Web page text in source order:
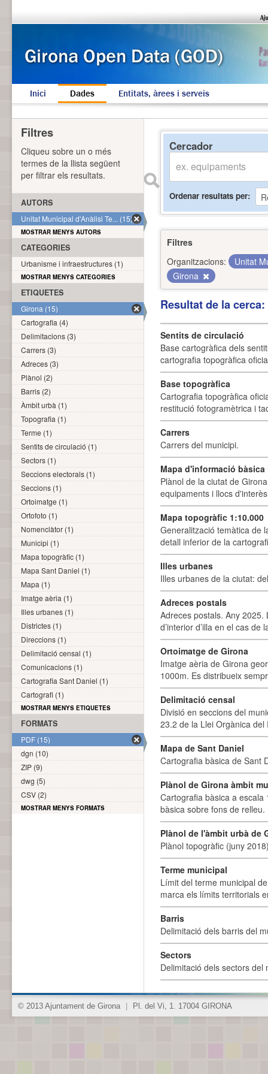
Inici Dades Entitats, àrees i serveis
Cercador
Ordenar resultats per
Filtres
Organitzacions:
Unitat
Girona
Resultat de la
Sentits de circulació
Base cartogràfica dels
cartografia topogràfica
Base topogràfica
Cartografia topogràfica
restitució fotogramètrica i
Carrers
Carrers del municipi.
Mapa d'informació
Plànol de la ciutat de
equipaments i llocs
Mapa topogràfic 1:10.000
Generalització temàtica de
detall inferior de la
Illes urbanes
Illes urbanes de la ciutat:
Adreces postals
Adreces postals. Any 2025.
d’interior d’illa en el cas
Ortoimatge de Girona
Imatge aèria de Girona
1000m. Es distribueix
Delimitació censal
Divisió en seccions del
23.2 de la Llei Orgànica
Mapa de Sant Daniel
Cartografia bàsica de Sant
Plànol de Girona àmbit
Cartografia bàsica a
bàsica sobre fons de
Plànol de l'àmbit urbà de
Plànol topogràfic (juny
Terme municipal
Límit del terme municipal
marca els límits territorials
Barris
Delimitació dels barris del
Sectors
Delimitació dels sectors del
Filtres
Cliqueu sobre un o més
termes de la llista següent
per filtrar els resultats.
AUTORS
Unitat Municipal d'Anàlisi Te... (15)
MOSTRAR MENYS AUTORS
CATEGORIES
Urbanisme i infraestructures (1)
MOSTRAR MENYS CATEGORIES
ETIQUETES
Girona (15)
Cartografia (4)
Delimitacions (3)
Carrers (3)
Adreces (3)
Plànol (2)
Barris (2)
Àmbit urbà (1)
Topografia (1)
Terme (1)
Sentits de circulació (1)
Sectors (1)
Seccions electorals (1)
Seccions (1)
Ortoimatge (1)
Ortofoto (1)
Nomenclàtor (1)
Municipi (1)
Mapa topogràfic (1)
Mapa Sant Daniel (1)
Mapa (1)
Imatge aèria (1)
Illes urbanes (1)
Districtes (1)
Direccions (1)
Delimitació censal (1)
Comunicacions (1)
Cartografia Sant Daniel (1)
Cartografi (1)
MOSTRAR MENYS ETIQUETES
FORMATS
PDF (15)
dgn (10)
ZIP (9)
dwg (5)
CSV (2)
MOSTRAR MENYS FORMATS
© 2013 Ajuntament de Girona Pl. del Vi, 1. 17004 GIRONA